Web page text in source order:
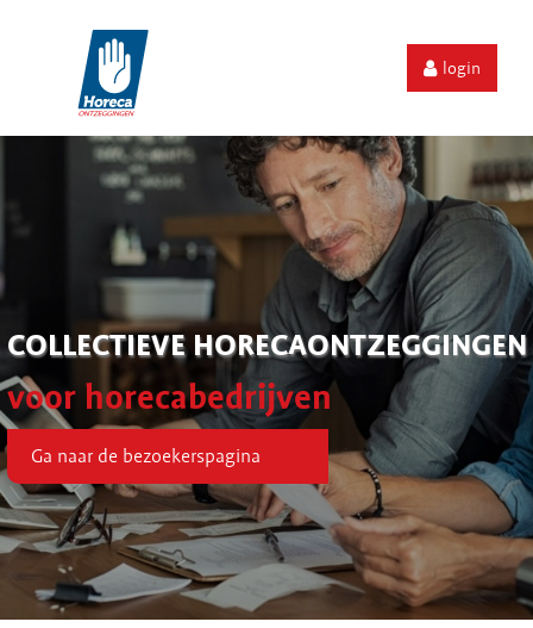
login
COLLECTIEVE HORECAONTZEGGINGEN
voor horecabedrijven
Ga naar de bezoekerspagina